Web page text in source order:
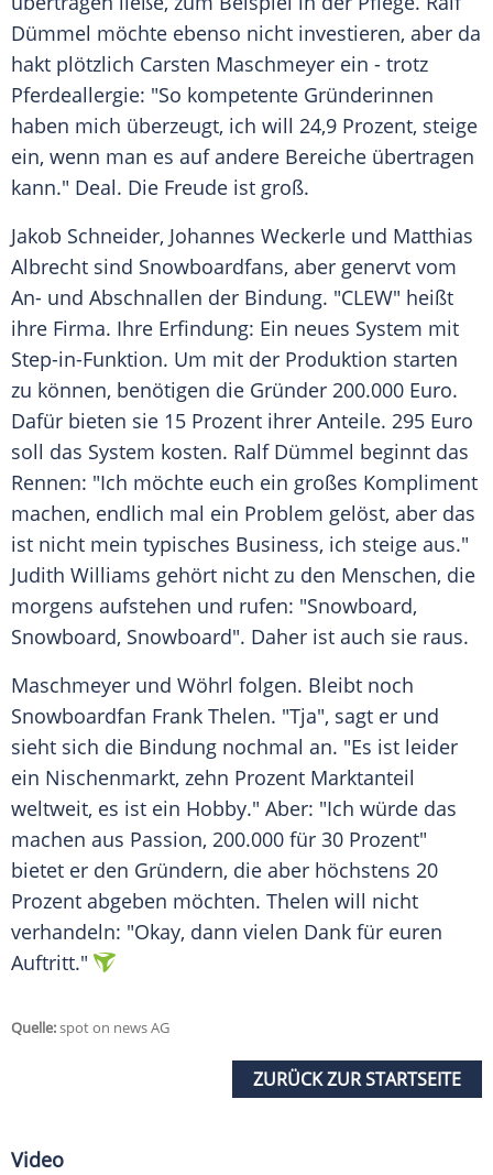
Dümmel möchte ebenso nicht investieren, aber da
hakt plötzlich Carsten Maschmeyer ein - trotz
Pferdeallergie: "So kompetente Gründerinnen
haben mich überzeugt, ich will 24,9 Prozent, steige
ein, wenn man es auf andere Bereiche übertragen
kann." Deal. Die Freude ist groß.
Jakob Schneider, Johannes Weckerle und Matthias
Albrecht sind Snowboardfans, aber genervt vom
An- und Abschnallen der Bindung. "CLEW" heißt
ihre Firma. Ihre Erfindung: Ein neues System mit
Step-in-Funktion. Um mit der Produktion starten
zu können, benötigen die Gründer 200.000 Euro.
Dafür bieten sie 15 Prozent ihrer Anteile. 295 Euro
soll das System kosten. Ralf Dümmel beginnt das
Rennen: "Ich möchte euch ein großes Kompliment
machen, endlich mal ein Problem gelöst, aber das
ist nicht mein typisches Business, ich steige aus."
Judith Williams gehört nicht zu den Menschen, die
morgens aufstehen und rufen: "Snowboard,
Snowboard, Snowboard". Daher ist auch sie raus.
Maschmeyer und Wöhrl folgen. Bleibt noch
Snowboardfan Frank Thelen. "Tja", sagt er und
sieht sich die Bindung nochmal an. "Es ist leider
ein Nischenmarkt, zehn Prozent Marktanteil
weltweit, es ist ein Hobby." Aber: "Ich würde das
machen aus Passion, 200.000 für 30 Prozent"
bietet er den Gründern, die aber höchstens 20
Prozent abgeben möchten. Thelen will nicht
verhandeln: "Okay, dann vielen Dank für euren
Auftritt."
Quelle:spot on news AG
ZURÜCK ZUR STARTSEITE
Video